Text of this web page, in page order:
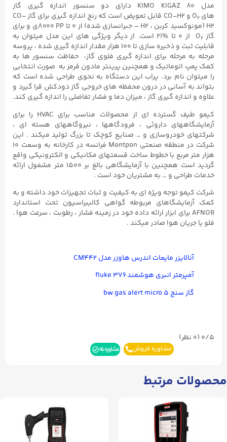
مدل KIMO KIGAZ 80 دارای دو سنسور اندازه گیری گاز
های O2 و CO-H2 قابل تعویض است که رنج اندازه گیری برای گازCO-
H2 (مونوکسید کربن ، H2 – جبرانسازی شده) از ۰ تا 8000 PPی و برای
گاز O2
از ۰ تا %۲۱ است. از دیگر ویژگی های این مدل میتوان به
قابلیت ثبت و ذخیره سازی تا ۱۰۰ هزار مقدار اندازه گیری شده ، پروسه
مرحله به مرحله برای اندازه گیری فلوی گاز، حفاظت سنسور ها به
کمک پمپ اتوماتیک و همچنین پرینتر مادون قرمز به صورت انتخابی
را میتوان نام برد. پراب این دستگاه به نحوی طراحی شده است که
بتواند به آسانی در درون محفظه های خروجی گاز دودکش قرا گیرد و
علاوه و اندازه گیری گاز ، میزان دما و فشار تفاضلی را اندازه گیری کند.
کیمو طیف گسترده ای از محصولات مناسب برای HVAC‌ را برای
آزمایشگاههای داروئی ، فرودگاهها ، نیروگاههای هسته ای ،
شرکتهای خودروسازی و … صنایع کوچک تا بزرگ تولید میکند . این
شرکت در منطقه صنعتی Montpon فرانسه در کارخانه به وسعت ۱۰
هزار متر مربع با خطوط ساخت قسمتهای مکانیکی و الکترونیکی واقع
گردید است همچنین با آزمایشگاهی بالغ بر ۱۵۰۰ متر مشغول ارائه
خدمات طراحی و … به مشتریان خود است .
شرکت کیمو توجه ویژه ای به کیفیت و ثبات تجهیزات خود داشته و به
کمک آزمایشگاهای مربوطه گواهی کالیبراسیون تحت استاندارد
AFNOR برای ابزار ارائه داده خود در زمینه فشار ، رطوبت ، سرعت هوا .
فلو یا جریان هوا صادر میکند .
آنالایزر مایعات اندرس هاوزر مدل CM۴۴۲
آمپرمتر انبری هوشمند fluke ۳۷۶
گاز سنج bw gas alert micro ۵
0/5 (۰ نظر)
مشاوره فروش مشاوره بله
محصولات مرتبط